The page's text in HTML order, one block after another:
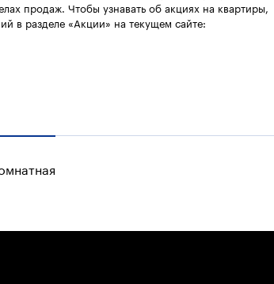
продаж. Чтобы узнавать об акциях на квартиры,
в разделе «Акции» на текущем сайте: